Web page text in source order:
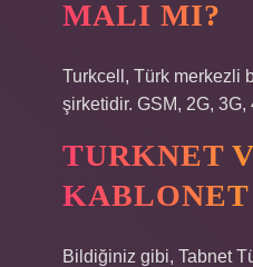
MALI MI?
Turkcell, Türk merkezli
şirketidir. GSM, 2G, 3G,
TURKNET
Bildiğiniz gibi, Tabnet